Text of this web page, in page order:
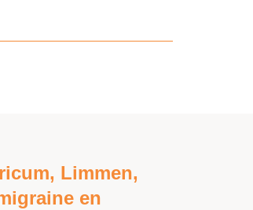
Limmen,
en